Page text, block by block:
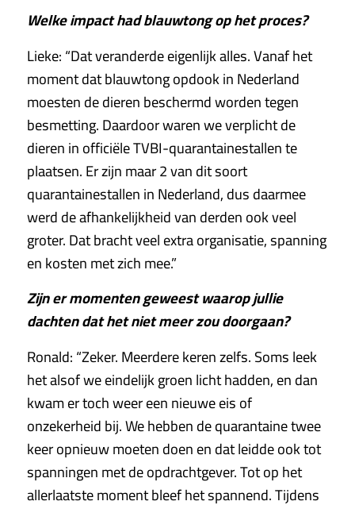
Welke impact had blauwtong op het proces?
Lieke: “Dat veranderde eigenlijk alles. Vanaf het
moment dat blauwtong opdook in Nederland
moesten de dieren beschermd worden tegen
besmetting. Daardoor waren we verplicht de
dieren in officiële TVBI-quarantainestallen te
plaatsen. Er zijn maar 2 van dit soort
quarantainestallen in Nederland, dus daarmee
werd de afhankelijkheid van derden ook veel
groter. Dat bracht veel extra organisatie, spanning
en kosten met zich mee.”
Zijn er momenten geweest waarop jullie
dachten dat het niet meer zou doorgaan?
Ronald: “Zeker. Meerdere keren zelfs. Soms leek
het alsof we eindelijk groen licht hadden, en dan
kwam er toch weer een nieuwe eis of
onzekerheid bij. We hebben de quarantaine twee
keer opnieuw moeten doen en dat leidde ook tot
spanningen met de opdrachtgever. Tot op het
allerlaatste moment bleef het spannend. Tijdens